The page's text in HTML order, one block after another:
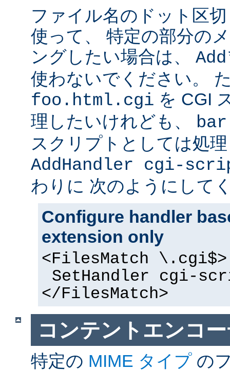
ファイル名のドット区
使って、 特定の部分の
ングしたい場合は、
使わないでください。
foo.html.cgi を CGI
理したいけれども、
スクリプトとしては処
AddHandler cgi-
わりに 次のようにして
Configure handler
extension only
<FilesMatch \.cgi$>
SetHandler cgi-
</FilesMatch>
コンテントエンコ
特定の MIME タイプ の